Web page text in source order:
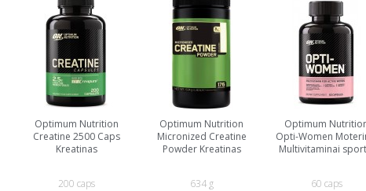
Optimum Nutrition
Creatine 2500 Caps
Kreatinas
200 caps
Optimum Nutrition
Micronized Creatine
Powder Kreatinas
634 g
Optimum
Opti-Women
Multivitaminai
60 caps